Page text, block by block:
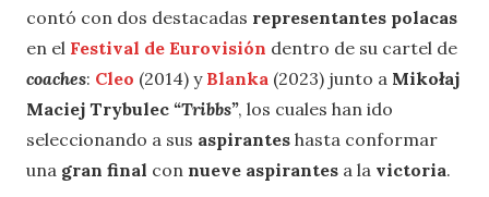
contó con dos destacadas representantes polacas
en el Festival de Eurovisión dentro de su cartel de
coaches: Cleo (2014) y Blanka (2023) junto a Mikołaj
Maciej Trybulec “Tribbs”, los cuales han ido
seleccionando a sus aspirantes hasta conformar
una gran final con nueve aspirantes a la victoria.